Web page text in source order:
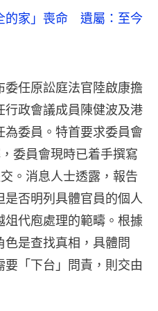
的家」喪命 遺屬：至今
任原訟庭法官陸啟康擔
政會議成員陳健波及港
委員。特首要求委員會
委員會現時已着手撰寫
。消息人士透露，報告
否明列具體官員的個人
代庖處理的範疇。根據
是查找真相，具體問
「下台」問責，則交由